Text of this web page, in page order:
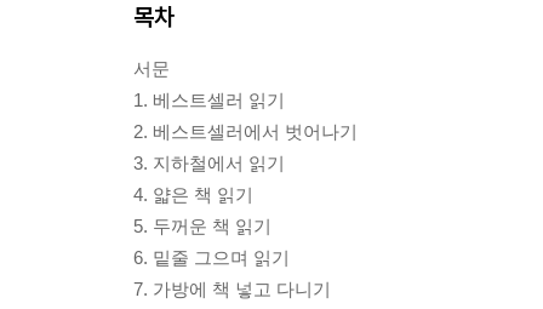
목차
서문
1. 베스트셀러 읽기
2. 베스트셀러에서 벗어나기
3. 지하철에서 읽기
4. 얇은 책 읽기
5. 두꺼운 책 읽기
6. 밑줄 그으며 읽기
7. 가방에 책 넣고 다니기